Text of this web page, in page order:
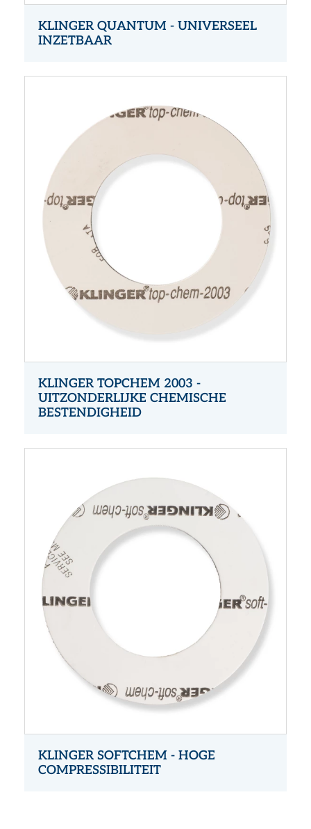
KLINGER QUANTUM - UNIVERSEEL
INZETBAAR
KLINGER TOPCHEM 2003 -
UITZONDERLIJKE CHEMISCHE
BESTENDIGHEID
KLINGER SOFTCHEM - HOGE
COMPRESSIBILITEIT